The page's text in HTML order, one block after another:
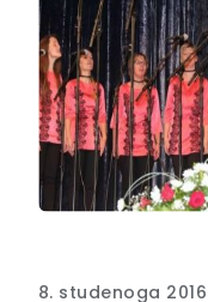
8. studenoga